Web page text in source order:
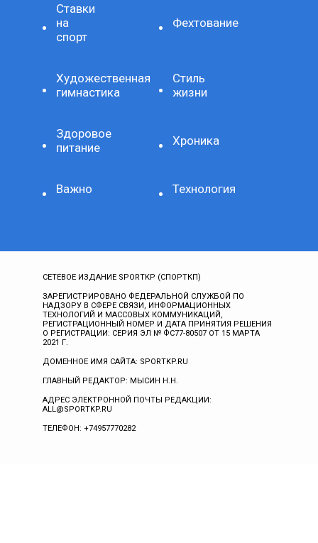
Ставки
на
спорт
Фехтование
Художественная
гимнастика
Стиль
жизни
Здоровое
питание
Хроника
Важно Технология
СЕТЕВОЕ ИЗДАНИЕ SPORTKP (СПОРТКП)
ЗАРЕГИСТРИРОВАНО ФЕДЕРАЛЬНОЙ СЛУЖБОЙ ПО
НАДЗОРУ В СФЕРЕ СВЯЗИ, ИНФОРМАЦИОННЫХ
ТЕХНОЛОГИЙ И МАССОВЫХ КОММУНИКАЦИЙ,
РЕГИСТРАЦИОННЫЙ НОМЕР И ДАТА ПРИНЯТИЯ РЕШЕНИЯ
О РЕГИСТРАЦИИ: СЕРИЯ ЭЛ № ФС77-80507 ОТ 15 МАРТА
2021 Г.
ДОМЕННОЕ ИМЯ САЙТА: SPORTKP.RU
ГЛАВНЫЙ РЕДАКТОР: МЫСИН Н.Н.
АДРЕС ЭЛЕКТРОННОЙ ПОЧТЫ РЕДАКЦИИ:
ALL@SPORTKP.RU
ТЕЛЕФОН: +74957770282